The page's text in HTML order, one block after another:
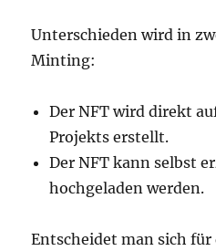
Unterschieden wird in
Minting:
Der NFT wird direkt
Projekts erstellt.
Der NFT kann selbst
hochgeladen werden.
Entscheidet man sich für